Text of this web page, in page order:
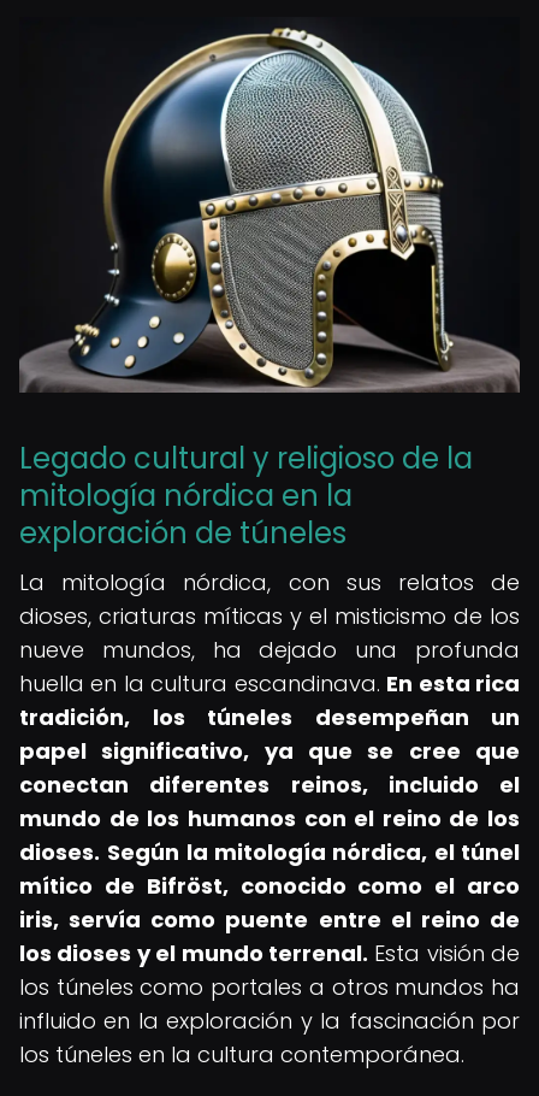
Legado cultural y religioso de la
mitología nórdica en la
exploración de túneles
La mitología nórdica, con sus relatos de
dioses, criaturas míticas y el misticismo de los
nueve mundos, ha dejado una profunda
huella en la cultura escandinava. En esta rica
tradición, los túneles desempeñan un
papel significativo, ya que se cree que
conectan diferentes reinos, incluido el
mundo de los humanos con el reino de los
dioses. Según la mitología nórdica, el túnel
mítico de Bifröst, conocido como el arco
iris, servía como puente entre el reino de
los dioses y el mundo terrenal. Esta visión de
los túneles como portales a otros mundos ha
influido en la exploración y la fascinación por
los túneles en la cultura contemporánea.